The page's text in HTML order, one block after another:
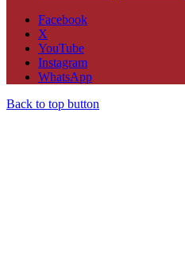
Facebook
X
YouTube
Instagram
WhatsApp
Back to top button